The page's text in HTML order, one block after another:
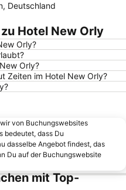
München
Bahnhof München Ost
Obermenzing
Westpark
Lehel
Tor
Haidhausen
Garten
Neuhausen-Nymphenburg
Deutschland
Hotel New Orly
Orly?
Orly?
Zeiten im Hotel New Orly?
von Buchungswebsites
bedeutet, dass Du
dasselbe Angebot findest, das
Du auf der Buchungswebsite
mit Top-